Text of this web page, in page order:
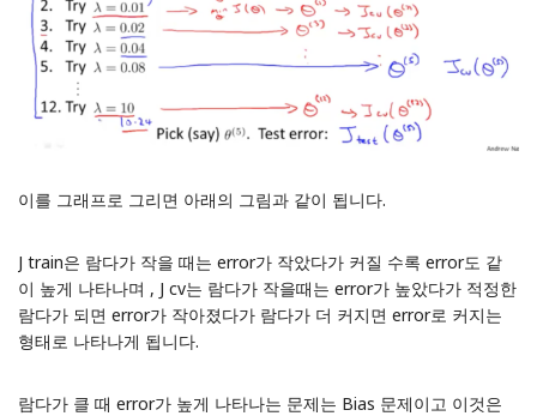
이를 그래프로 그리면 아래의 그림과 같이 됩니다.
J train은 람다가 작을 때는 error가 작았다가 커질 수록 error도 같
이 높게 나타나며 , J cv는 람다가 작을때는 error가 높았다가 적정한
람다가 되면 error가 작아졌다가 람다가 더 커지면 error로 커지는
형태로 나타나게 됩니다.
람다가 클 때 error가 높게 나타나는 문제는 Bias 문제이고 이것은